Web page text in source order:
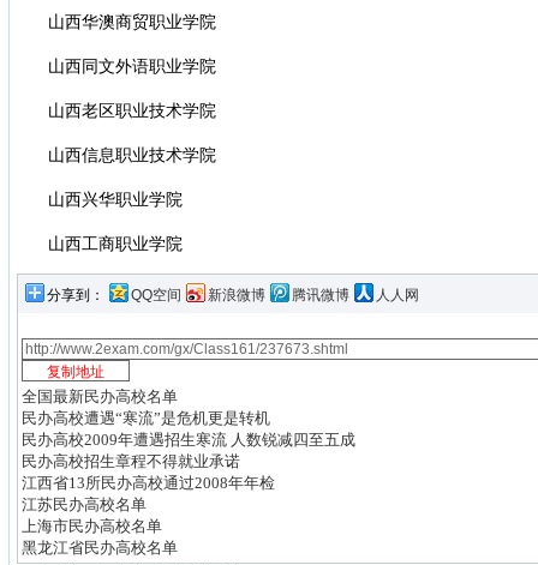
山西华澳商贸职业学院
山西同文外语职业学院
山西老区职业技术学院
山西信息职业技术学院
山西兴华职业学院
山西工商职业学院
分享到： QQ空间 新浪微博 腾讯微博 人人网
全国最新民办高校名单
民办高校遭遇“寒流”是危机更是转机
民办高校2009年遭遇招生寒流 人数锐减四至五成
民办高校招生章程不得就业承诺
江西省13所民办高校通过2008年年检
江苏民办高校名单
上海市民办高校名单
黑龙江省民办高校名单